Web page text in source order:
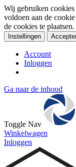
Wij gebruiken
voldoen aan de
de cookies te plaatsen.
Instellingen
Account
Inloggen
Ga naar de inhoud
Toggle Nav
Winkelwagen
Inloggen